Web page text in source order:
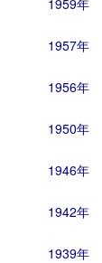
1959年
1957年
1956年
1950年
1946年
1942年
1939年